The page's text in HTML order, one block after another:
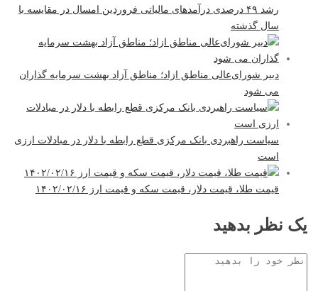
رشد ۴۹ درصدی درآمدهای مالیاتی فروردین امسال در مقایسه با
سال گذشته
دبیر شورای‌عالی مناطق ازاد؛ مناطق آزاد بهشت سرمایه گذاران
می شود
سیاست راهبردی بانک مرکزی قطع رابطه با دلار در مبادلات ارزی
است
قیمت طلا، قیمت دلار، قیمت سکه و قیمت ارز ۱۴۰۲/۰۲/۱۶
یک نظر بدهید